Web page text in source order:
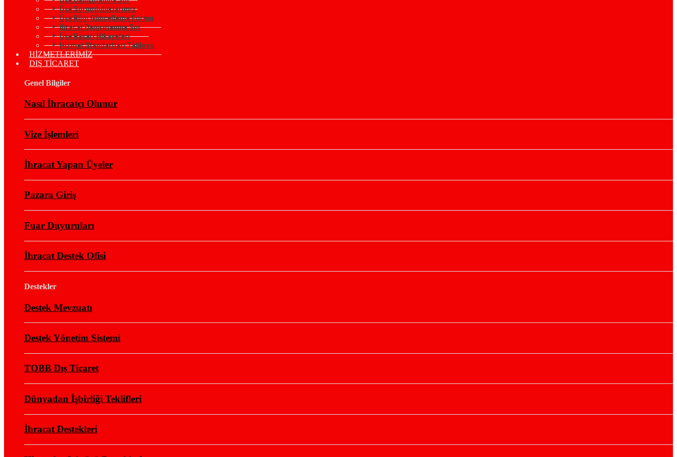
Üye Sorumluluklarımız
Üye Bilgi Güncelleme Formu
İhracat Danışmanına Sor
Üye Başarı Hikayeleri
Hizmet Standartları Tablosu
HİZMETLERİMİZ
DIŞ TİCARET
Genel Bilgiler
Nasıl İhracatçı Olunur
Vize İşlemleri
İhracat Yapan Üyeler
Pazara Giriş
Fuar Duyuruları
İhracat Destek Ofisi
Destekler
Destek Mevzuatı
Destek Yönetim Sistemi
TOBB Dış Ticaret
Dünyadan İşbirliği Teklifleri
İhracat Destekleri